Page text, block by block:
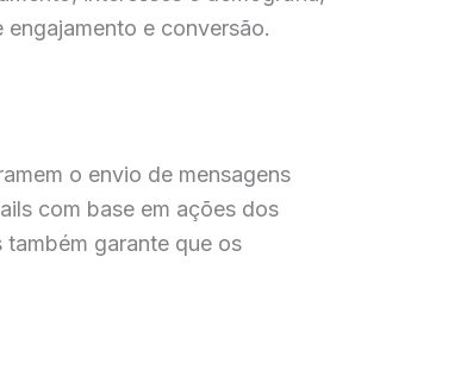
e conversão.
o envio de mensagens
com base em ações dos
garante que os